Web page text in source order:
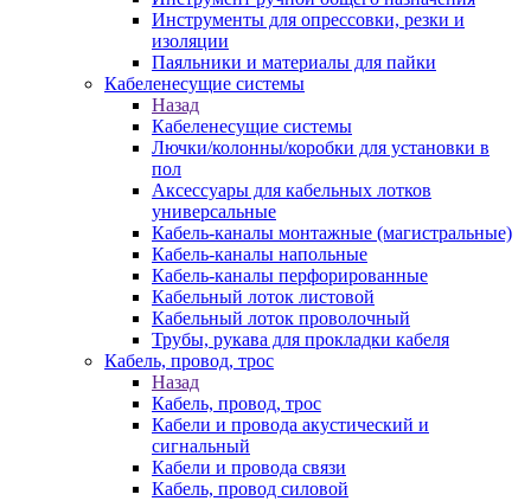
Инструменты для опрессовки, резки и
изоляции
Паяльники и материалы для пайки
Кабеленесущие системы
Назад
Кабеленесущие системы
Лючки/колонны/коробки для установки в
пол
Аксессуары для кабельных лотков
универсальные
Кабель-каналы монтажные (магистральные)
Кабель-каналы напольные
Кабель-каналы перфорированные
Кабельный лоток листовой
Кабельный лоток проволочный
Трубы, рукава для прокладки кабеля
Кабель, провод, трос
Назад
Кабель, провод, трос
Кабели и провода акустический и
сигнальный
Кабели и провода связи
Кабель, провод силовой